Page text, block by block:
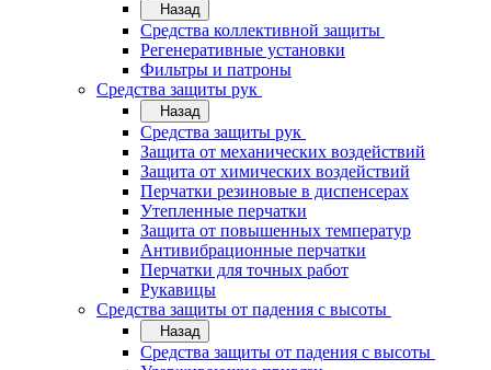
Назад
Средства коллективной защиты
Регенеративные установки
Фильтры и патроны
Средства защиты рук
Назад
Средства защиты рук
Защита от механических воздействий
Защита от химических воздействий
Перчатки резиновые в диспенсерах
Утепленные перчатки
Защита от повышенных температур
Антивибрационные перчатки
Перчатки для точных работ
Рукавицы
Средства защиты от падения с высоты
Назад
Средства защиты от падения с высоты